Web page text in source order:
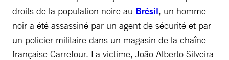
droits de la population noire au Brésil, un homme
noir a été assassiné par un agent de sécurité et par
un policier militaire dans un magasin de la chaîne
française Carrefour. La victime, João Alberto Silveira